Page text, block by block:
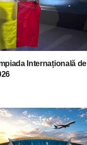
Internațională de